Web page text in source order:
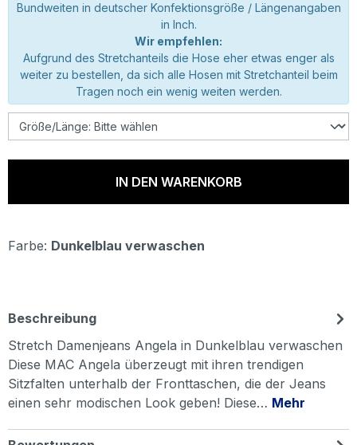
Bundweiten in deutscher Konfektionsgröße / Längenangaben
in Inch.
Wir empfehlen:
Aufgrund des Stretchanteils die Hose eher etwas enger als
weiter zu bestellen, da sich alle Hosen mit Stretchanteil beim
Tragen noch ein wenig weiten werden.
IN DEN WARENKORB
Farbe: Dunkelblau verwaschen
Beschreibung
Stretch Damenjeans Angela in Dunkelblau verwaschen
Diese MAC Angela überzeugt mit ihren trendigen
Sitzfalten unterhalb der Fronttaschen, die der Jeans
einen sehr modischen Look geben! Diese… Mehr